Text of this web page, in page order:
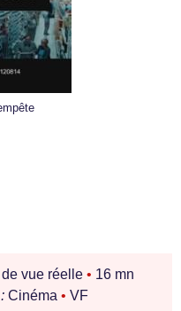
de vue réelle • 16 mn
Cinéma • VF